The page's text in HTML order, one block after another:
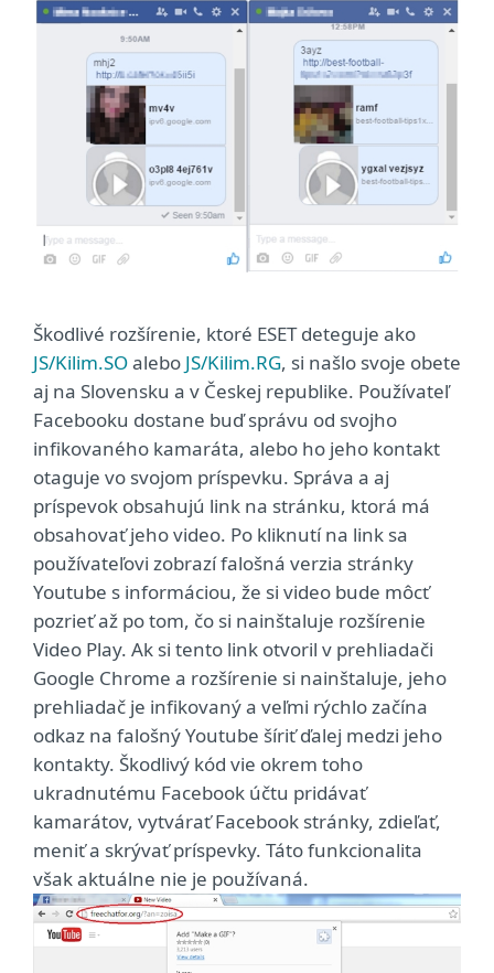
Škodlivé rozšírenie, ktoré ESET deteguje ako
JS/Kilim.SOalebo JS/Kilim.RG, si našlo svoje obete
aj na Slovensku a v Českej republike. Používateľ
Facebooku dostane buď správu od svojho
infikovaného kamaráta, alebo ho jeho kontakt
otaguje vo svojom príspevku. Správa a aj
príspevok obsahujú link na stránku, ktorá má
obsahovať jeho video. Po kliknutí na link sa
používateľovi zobrazí falošná verzia stránky
Youtube s informáciou, že si video bude môcť
pozrieť až po tom, čo si nainštaluje rozšírenie
Video Play. Ak si tento link otvoril v prehliadači
Google Chrome a rozšírenie si nainštaluje, jeho
prehliadač je infikovaný a veľmi rýchlo začína
odkaz na falošný Youtube šíriť ďalej medzi jeho
kontakty. Škodlivý kód vie okrem toho
ukradnutému Facebook účtu pridávať
kamarátov, vytvárať Facebook stránky, zdieľať,
meniť a skrývať príspevky. Táto funkcionalita
však aktuálne nie je používaná.